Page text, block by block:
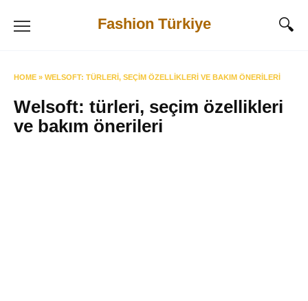
Fashion Türkiye
HOME » WELSOFT: TÜRLERI, SEÇIM ÖZELLIKLERI VE BAKIM ÖNERILERI
Welsoft: türleri, seçim özellikleri
ve bakım önerileri